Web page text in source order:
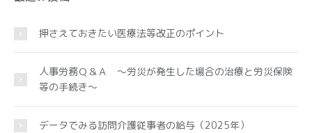
押さえておきたい医療法等改正のポイント
人事労務Ｑ＆Ａ ～労災が発生した場合の治療と労災保険
等の手続き～
データでみる訪問介護従事者の給与（2025年）